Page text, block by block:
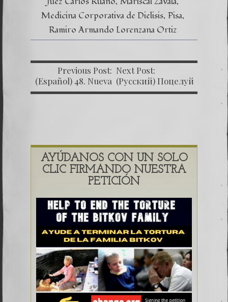
Medicina Corporativa de Dielisis Pisa
Ramiro Armando Lorenzana Ortiz
Previous Post:
(Español) 48. Nueva
Trampa Judicial
Next Post:
(Русский) Поцелуй
Родины (Часть 3)
AYÚDANOS CON UN SOLO
CLIC FIRMANDO NUESTRA
PETICIÓN